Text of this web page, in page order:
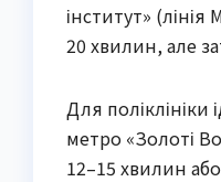
інститут»
20 хвилин, але
Для поліклініки
метро «Золоті
12–15 хвилин